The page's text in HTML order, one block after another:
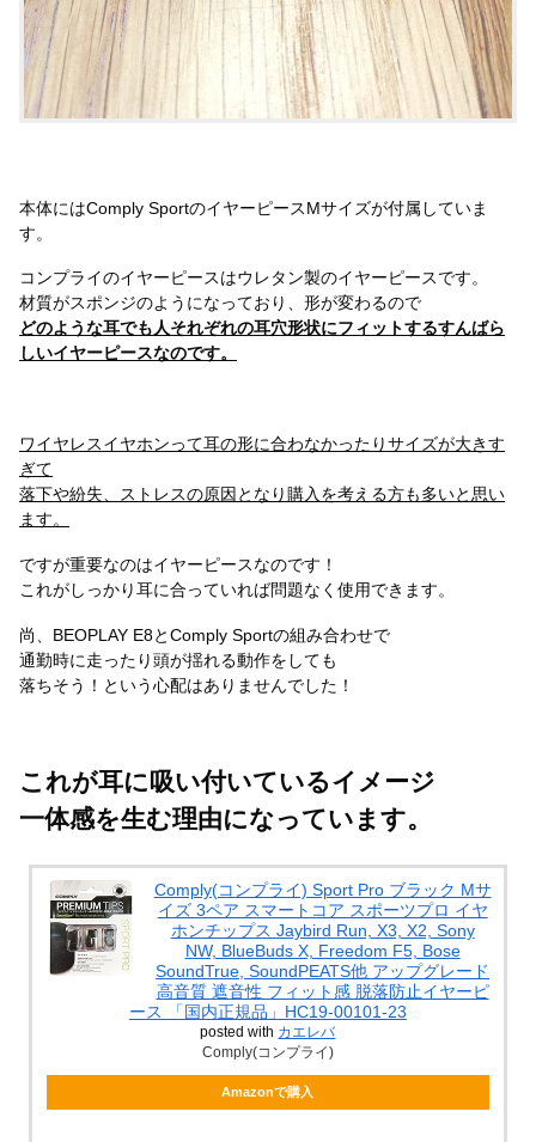
本体にはComply SportのイヤーピースMサイズが付属していま
す。
コンプライのイヤーピースはウレタン製のイヤーピースです。
材質がスポンジのようになっており、形が変わるので
どのような耳でも人それぞれの耳穴形状にフィットするすんばら
しいイヤーピースなのです。
ワイヤレスイヤホンって耳の形に合わなかったりサイズが大きす
ぎて
落下や紛失、ストレスの原因となり購入を考える方も多いと思い
ます。
ですが重要なのはイヤーピースなのです！
これがしっかり耳に合っていれば問題なく使用できます。
尚、BEOPLAY E8とComply Sportの組み合わせで
通勤時に走ったり頭が揺れる動作をしても
落ちそう！という心配はありませんでした！
これが耳に吸い付いているイメージ
一体感を生む理由になっています。
Comply(コンプライ) Sport Pro ブラック Mサ
イズ 3ペア スマートコア スポーツプロ イヤ
ホンチップス Jaybird Run, X3, X2, Sony
NW, BlueBuds X, Freedom F5, Bose
SoundTrue, SoundPEATS他 アップグレード
高音質 遮音性 フィット感 脱落防止イヤーピ
ース 「国内正規品」HC19-00101-23
posted with カエレバ
Comply(コンプライ)
Amazonで購入